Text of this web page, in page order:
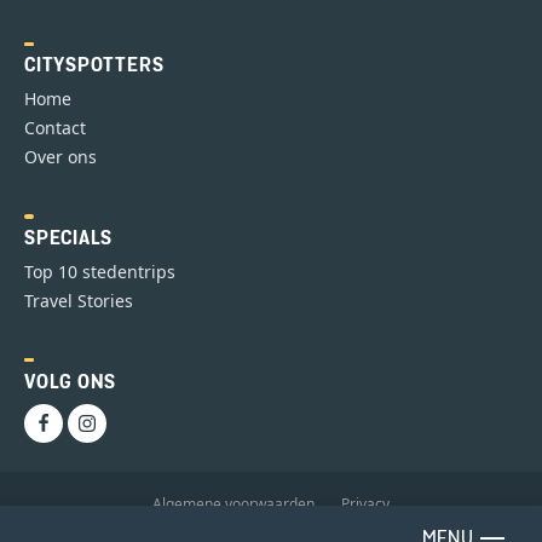
CITYSPOTTERS
Home
Contact
Over ons
SPECIALS
Top 10 stedentrips
Travel Stories
VOLG ONS
Algemene voorwaarden
Privacy